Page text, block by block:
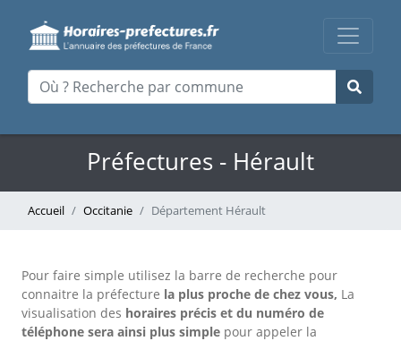
Préfectures - Hérault
Accueil Occitanie Département Hérault
Pour faire simple utilisez la barre de recherche pour
connaitre la préfecture la plus proche de chez vous, La
visualisation des horaires précis et du numéro de
téléphone sera ainsi plus simple pour appeler la